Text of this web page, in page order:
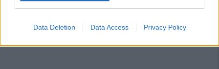
Data Deletion Data Access Privacy Policy
FACEBOOK YOUTUBE INSTAGRAM